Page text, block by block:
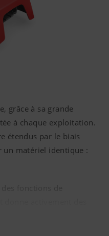
grâce à sa grande
à chaque exploitation.
étendus par le biais
un matériel identique :
le relevage